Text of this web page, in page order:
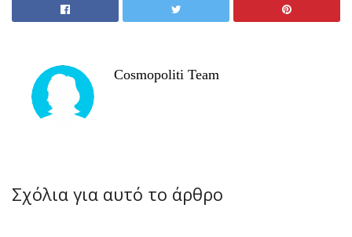
Cosmopoliti Team
Σχόλια για αυτό το άρθρο